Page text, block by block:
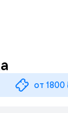
от 1800